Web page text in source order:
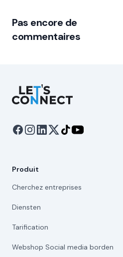
Pas encore de
commentaires
Let's Connect
Produit
Cherchez entreprises
Diensten
Tarification
Webshop Social media borden